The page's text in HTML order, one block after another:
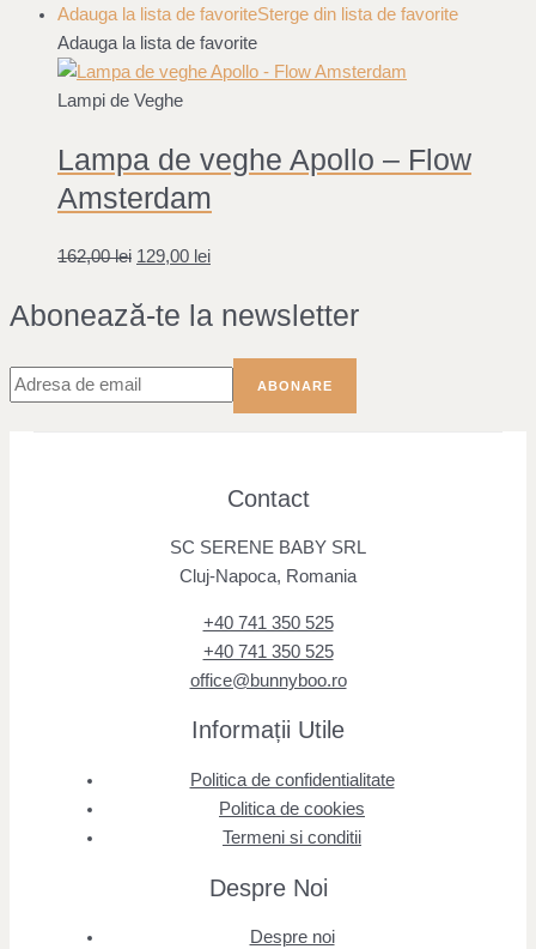
Adauga la lista de favoriteSterge din lista de favorite
Adauga la lista de favorite
Lampi de Veghe
Lampa de veghe Apollo – Flow
Amsterdam
162,00lei 129,00 lei
Abonează-te la newsletter
Contact
SC SERENE BABY SRL
Cluj-Napoca, Romania
+40 741 350 525
+40 741 350 525
office@bunnyboo.ro
Informații Utile
Politica de confidentialitate
Politica de cookies
Termeni si conditii
Despre Noi
Despre noi